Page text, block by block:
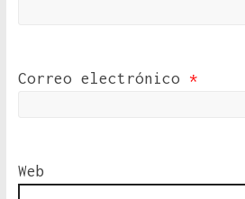
Correo electrónico *
Web